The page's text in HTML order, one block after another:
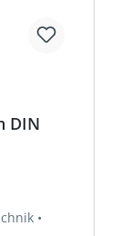
DIN
•